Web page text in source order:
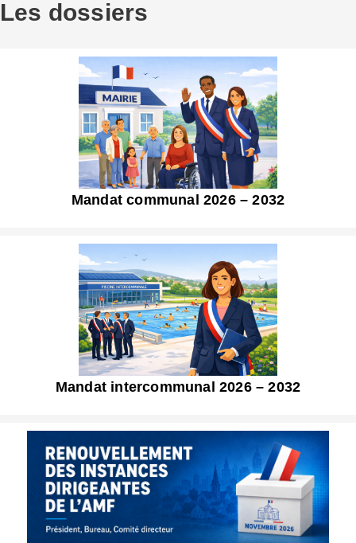
Les dossiers
Mandat communal 2026 – 2032
Mandat intercommunal 2026 – 2032